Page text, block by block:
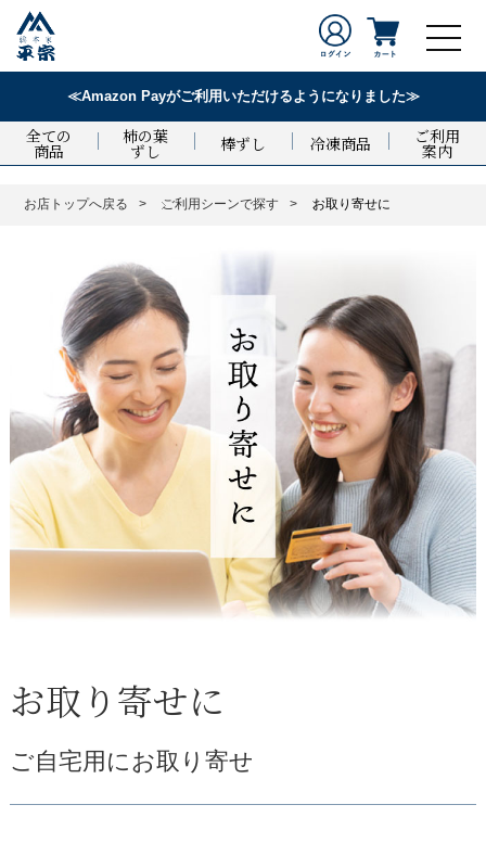
≪Amazon Payがご利用いただけるようになりました≫
全ての
商品
柿の葉
ずし 棒ずし 冷凍商品 ご利用
案内
お店トップへ戻る ご利用シーンで探す お取り寄せに
お取り寄せに
ご自宅用にお取り寄せ